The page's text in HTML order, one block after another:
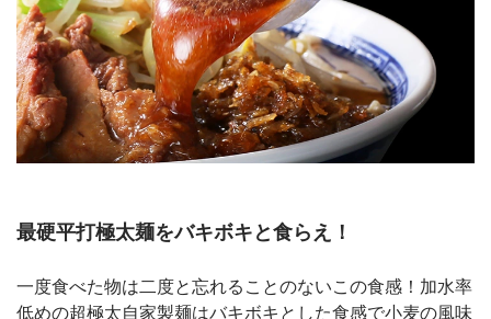
最硬平打極太麺をバキボキと食らえ！
一度食べた物は二度と忘れることのないこの食感！加水率
低めの超極太⾃家製麺はバキボキとした⾷感で⼩⻨の風味